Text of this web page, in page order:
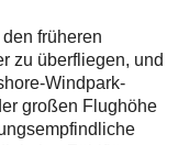
früheren
zu überfliegen, und
Windpark-
großen Flughöhe